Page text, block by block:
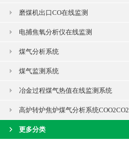
磨煤机出口CO在线监测
电捕焦氧分析仪在线监测
煤气分析系统
煤气监测系统
冶金过程煤气热值在线监测系统
更多分类